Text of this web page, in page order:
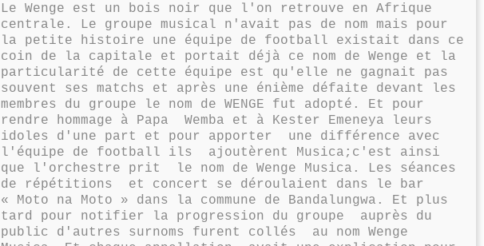
Le Wenge est un bois noir que l'on retrouve en Afrique
centrale. Le groupe musical n'avait pas de nom mais pour
la petite histoire une équipe de football existait dans ce
coin de la capitale et portait déjà ce nom de Wenge et la
particularité de cette équipe est qu'elle ne gagnait pas
souvent ses matchs et après une énième défaite devant les
membres du groupe le nom de WENGE fut adopté. Et pour
rendre hommage à Papa Wemba et à Kester Emeneya leurs
idoles d'une part et pour apporter une différence avec
l'équipe de football ils ajoutèrent Musica;c'est ainsi
que l'orchestre prit le nom de Wenge Musica. Les séances
de répétitions et concert se déroulaient dans le bar
« Moto na Moto » dans la commune de Bandalungwa. Et plus
tard pour notifier la progression du groupe auprès du
public d'autres surnoms furent collés au nom Wenge